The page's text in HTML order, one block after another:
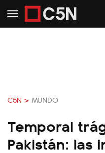
C5N > MUNDO
Temporal
Pakistán: las